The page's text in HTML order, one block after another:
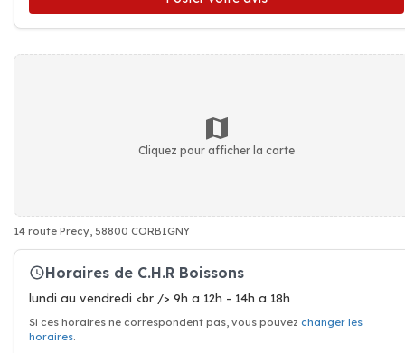
Cliquez pour afficher la carte
14 route Precy, 58800 CORBIGNY
Horaires de C.H.R Boissons
lundi au vendredi <br /> 9h a 12h - 14h a 18h
Si ces horaires ne correspondent pas, vous pouvez changer les
horaires.